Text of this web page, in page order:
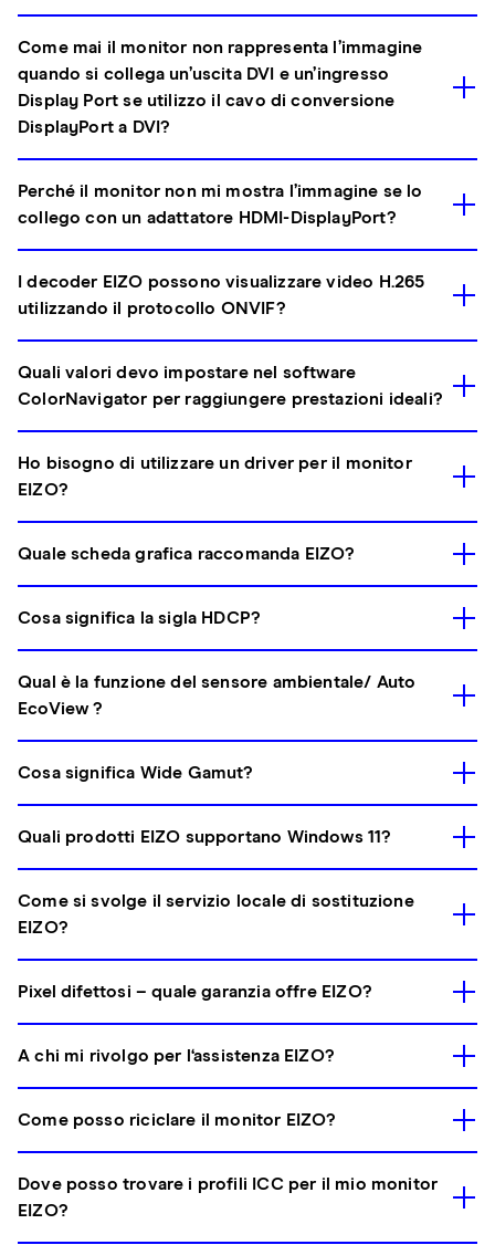
Come mai il monitor non rappresenta l’immagine
quando si collega un’uscita DVI e un’ingresso
Display Port se utilizzo il cavo di conversione
DisplayPort a DVI?
Perché il monitor non mi mostra l’immagine se lo
collego con un adattatore HDMI-DisplayPort?
I decoder EIZO possono visualizzare video H.265
utilizzando il protocollo ONVIF?
Quali valori devo impostare nel software
ColorNavigator per raggiungere prestazioni ideali?
Ho bisogno di utilizzare un driver per il monitor
EIZO?
Quale scheda grafica raccomanda EIZO?
Cosa significa la sigla HDCP?
Qual è la funzione del sensore ambientale/ Auto
EcoView ?
Cosa significa Wide Gamut?
Quali prodotti EIZO supportano Windows 11?
Come si svolge il servizio locale di sostituzione
EIZO?
Pixel difettosi – quale garanzia offre EIZO?
A chi mi rivolgo per l‘assistenza EIZO?
Come posso riciclare il monitor EIZO?
Dove posso trovare i profili ICC per il mio monitor
EIZO?